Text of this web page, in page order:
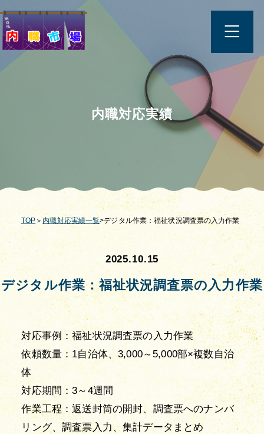
内職対応実績
TOP ＞ 内職対応実績一覧>デジタル作業：福祉状況調査票の入力作業
2025.10.15
デジタル作業：福祉状況調査票の入力作業
対応事例：福祉状況調査票の入力作業
依頼数量：1自治体、3,000～5,000部×複数自治
体
対応期間：3～4週間
作業工程：返送封筒の開封、調査票へのナンバ
リング、調査票入力、集計データまとめ